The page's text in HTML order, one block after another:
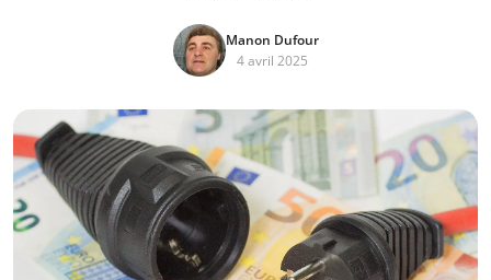
Manon Dufour
4 avril 2025